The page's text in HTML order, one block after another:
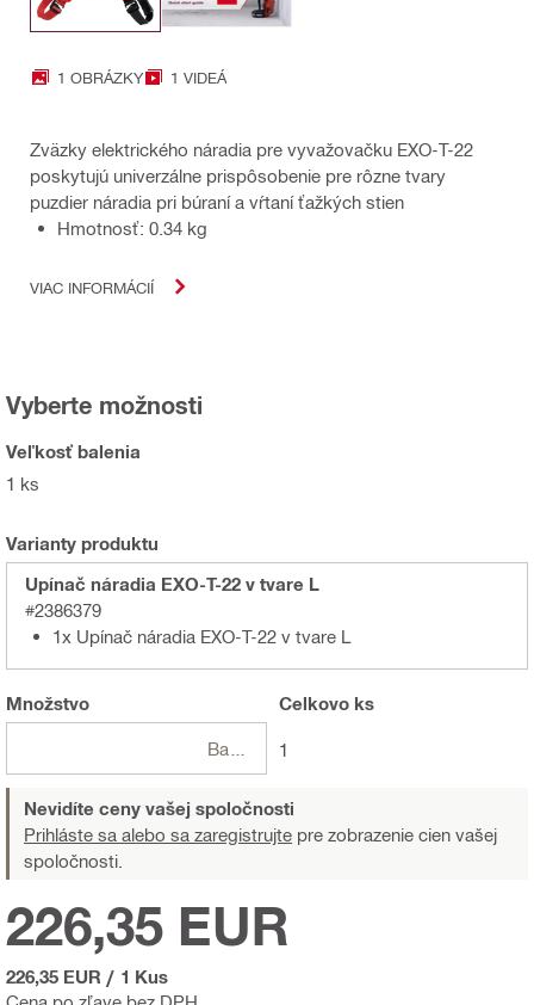
1 OBRÁZKY 1 VIDEÁ
Zväzky elektrického náradia pre vyvažovačku EXO-T-22
poskytujú univerzálne prispôsobenie pre rôzne tvary
puzdier náradia pri búraní a vŕtaní ťažkých stien
Hmotnosť: 0.34 kg
VIAC INFORMÁCIÍ
Vyberte možnosti
Veľkosť balenia
1 ks
Varianty produktu
Upínač náradia EXO-T-22 v tvare L
#2386379
1x Upínač náradia EXO-T-22 v tvare L
Množstvo Celkovo ks
1
Nevidíte ceny vašej spoločnosti
Prihláste sa alebo sa zaregistrujte pre zobrazenie cien vašej
spoločnosti.
226,35 EUR
226,35 EUR / 1 Kus